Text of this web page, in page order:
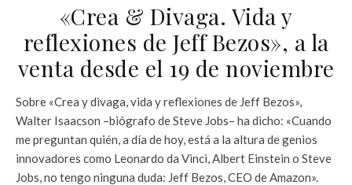
«Crea & Divaga. Vida y
reflexiones de Jeff Bezos», a la
venta desde el 19 de noviembre
Sobre «Crea y divaga, vida y reflexiones de Jeff Bezos»,
Walter Isaacson –biógrafo de Steve Jobs– ha dicho: «Cuando
me preguntan quién, a día de hoy, está a la altura de genios
innovadores como Leonardo da Vinci, Albert Einstein o Steve
Jobs, no tengo ninguna duda: Jeff Bezos, CEO de Amazon».